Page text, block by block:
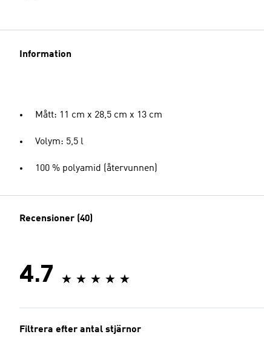
Information
Mått: 11 cm x 28,5 cm x 13 cm
Volym: 5,5 l
100 % polyamid (återvunnen)
Recensioner (40)
4.7
Filtrera efter antal stjärnor